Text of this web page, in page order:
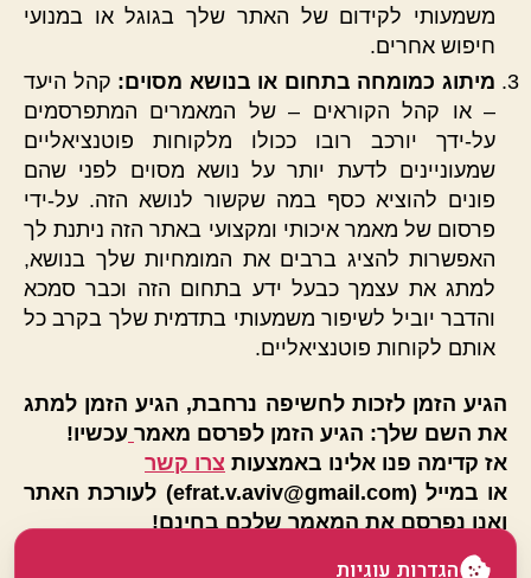
משמעותי לקידום של האתר שלך בגוגל או במנועי
חיפוש אחרים.
מיתוג כמומחה בתחום או בנושא מסוים: קהל היעד
– או קהל הקוראים – של המאמרים המתפרסמים
על-ידך יורכב רובו ככולו מלקוחות פוטנציאליים
שמעוניינים לדעת יותר על נושא מסוים לפני שהם
פונים להוציא כסף במה שקשור לנושא הזה. על-ידי
פרסום של מאמר איכותי ומקצועי באתר הזה ניתנת לך
האפשרות להציג ברבים את המומחיות שלך בנושא,
למתג את עצמך כבעל ידע בתחום הזה וכבר סמכא
והדבר יוביל לשיפור משמעותי בתדמית שלך בקרב כל
אותם לקוחות פוטנציאליים.
הגיע הזמן לזכות לחשיפה נרחבת, הגיע הזמן למתג
את השם שלך: הגיע הזמן לפרסם מאמר עכשיו!
אז קדימה פנו אלינו באמצעות צרו קשר
או במייל (efrat.v.aviv@gmail.com) לעורכת האתר
ואנו נפרסם את המאמר שלכם בחינם!
הגדרות עוגיות